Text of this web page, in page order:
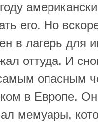
его. Но
в лагерь для
оттуда. И
опасным
в Европе.
мемуары,